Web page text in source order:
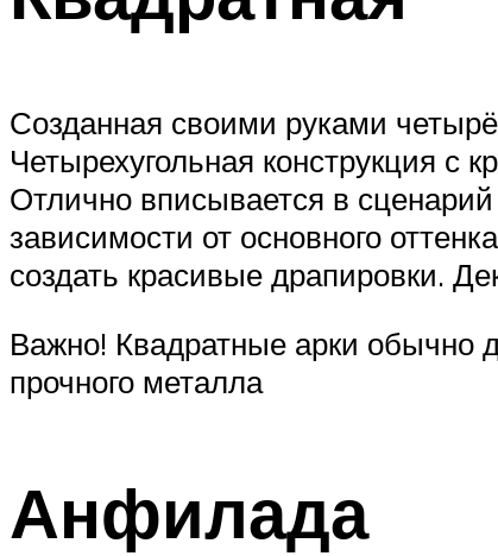
Созданная своими руками
Четырехугольная конструкция с
Отлично вписывается в
зависимости от основного
создать красивые драпировки.
Важно! Квадратные арки обычно
прочного металла
Анфилада